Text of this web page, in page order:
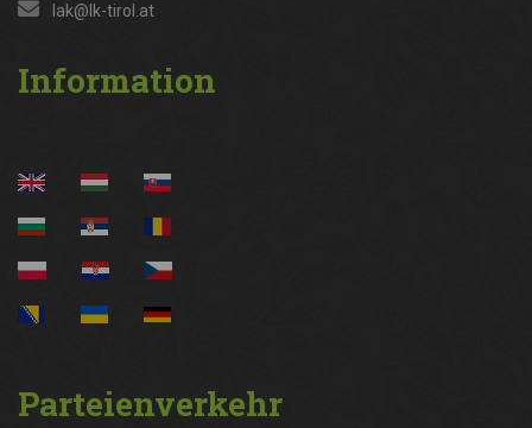
lak@lk-tirol.at
Information
Parteienverkehr